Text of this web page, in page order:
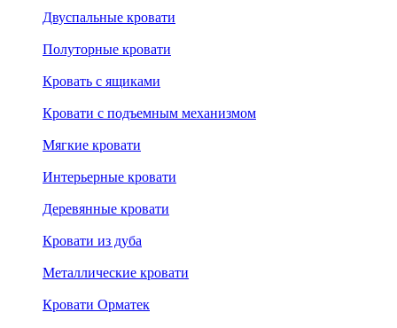
Двуспальные кровати
Полуторные кровати
Кровать с ящиками
Кровати с подъемным механизмом
Мягкие кровати
Интерьерные кровати
Деревянные кровати
Кровати из дуба
Металлические кровати
Кровати Орматек